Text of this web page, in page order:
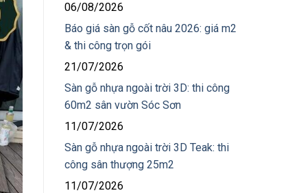
06/08/2026
Báo giá sàn gỗ cốt nâu 2026: giá m2
& thi công trọn gói
21/07/2026
Sàn gỗ nhựa ngoài trời 3D: thi công
60m2 sân vườn Sóc Sơn
11/07/2026
Sàn gỗ nhựa ngoài trời 3D Teak: thi
công sân thượng 25m2
11/07/2026